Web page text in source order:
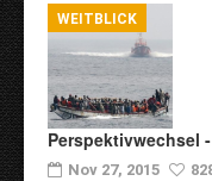
Perspektivwechsel
Nov 27, 2015
WEITBLICK